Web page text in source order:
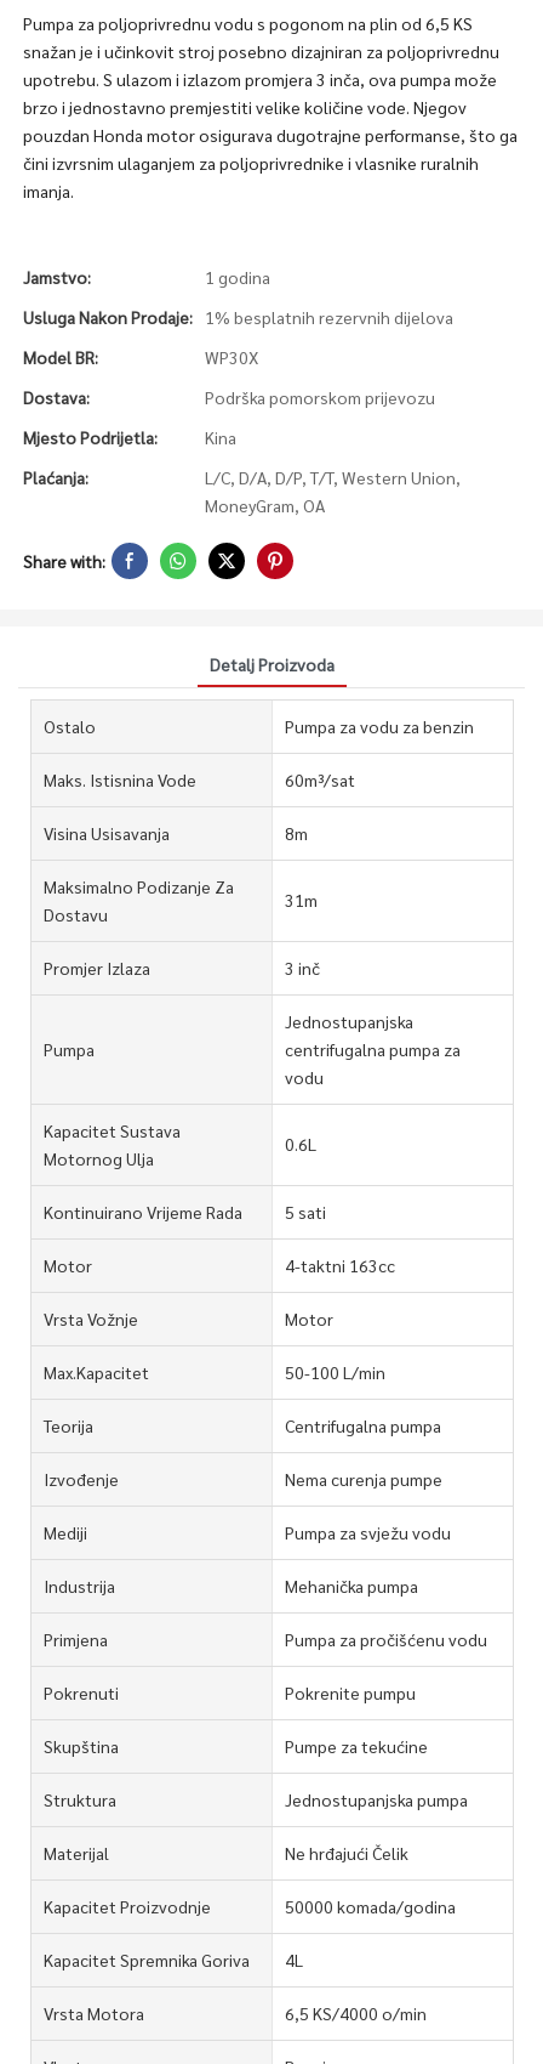
Pumpa za poljoprivrednu vodu s pogonom na plin od 6,5 KS
snažan je i učinkovit stroj posebno dizajniran za poljoprivrednu
upotrebu. S ulazom i izlazom promjera 3 inča, ova pumpa može
brzo i jednostavno premjestiti velike količine vode. Njegov
pouzdan Honda motor osigurava dugotrajne performanse, što ga
čini izvrsnim ulaganjem za poljoprivrednike i vlasnike ruralnih
imanja.
Jamstvo:
1 godina
Usluga Nakon Prodaje:
1% besplatnih rezervnih dijelova
Model BR:
WP30X
Dostava:
Podrška pomorskom prijevozu
Mjesto Podrijetla:
Kina
Plaćanja:
L/C, D/A, D/P, T/T, Western Union,
MoneyGram, OA
Share with:
Detalj Proizvoda
Ostalo Pumpa za vodu za benzin
Maks. Istisnina Vode 60m³/sat
Visina Usisavanja 8m
Maksimalno Podizanje Za
Dostavu
31m
Promjer Izlaza 3 inč
Pumpa
Jednostupanjska
centrifugalna pumpa za
vodu
Kapacitet Sustava
Motornog Ulja
0.6L
Kontinuirano Vrijeme Rada 5 sati
Motor 4-taktni 163cc
Vrsta Vožnje Motor
Max.Kapacitet 50-100 L/min
Teorija Centrifugalna pumpa
Izvođenje Nema curenja pumpe
Mediji Pumpa za svježu vodu
Industrija Mehanička pumpa
Primjena Pumpa za pročišćenu vodu
Pokrenuti Pokrenite pumpu
Skupština Pumpe za tekućine
Struktura Jednostupanjska pumpa
Materijal Ne hrđajući Čelik
Kapacitet Proizvodnje 50000 komada/godina
Kapacitet Spremnika Goriva 4L
Vrsta Motora 6,5 KS/4000 o/min